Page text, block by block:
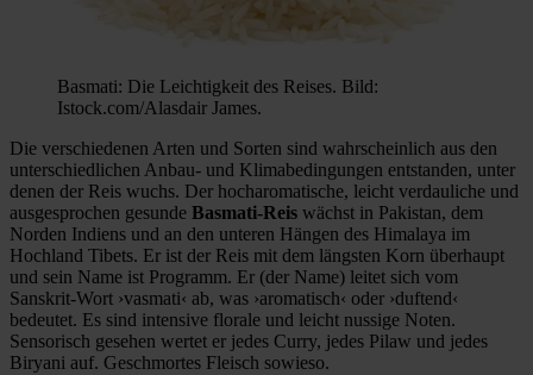
Basmati: Die Leichtigkeit des Reises. Bild:
Istock.com/Alasdair James.
Die verschiedenen Arten und Sorten sind wahrscheinlich aus den
unterschiedlichen Anbau- und Klimabedingungen entstanden, unter
denen der Reis wuchs. Der hocharomatische, leicht verdauliche und
ausgesprochen gesunde Basmati-Reis wächst in Pakistan, dem
Norden Indiens und an den unteren Hängen des Himalaya im
Hochland Tibets. Er ist der Reis mit dem längsten Korn überhaupt
und sein Name ist Programm. Er (der Name) leitet sich vom
Sanskrit-Wort ›vasmati‹ ab, was ›aromatisch‹ oder ›duftend‹
bedeutet. Es sind intensive florale und leicht nussige Noten.
Sensorisch gesehen wertet er jedes Curry, jedes Pilaw und jedes
Biryani auf. Geschmortes Fleisch sowieso.